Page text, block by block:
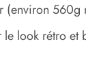
(environ 560g
look rétro et